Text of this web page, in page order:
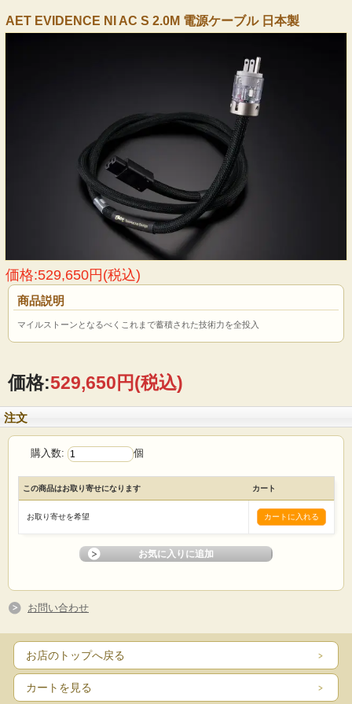
AET EVIDENCE NI AC S 2.0M 電源ケーブル 日本製
価格:529,650円(税込)
商品説明
マイルストーンとなるべくこれまで蓄積された技術力を全投入
価格:529,650円(税込)
注文
購入数: 個
この商品はお取り寄せになります カート
お取り寄せを希望
お問い合わせ
お店のトップへ戻る
カートを見る